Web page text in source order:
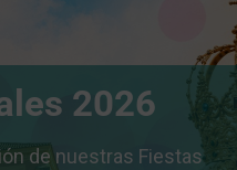
2026
de nuestras Fiestas